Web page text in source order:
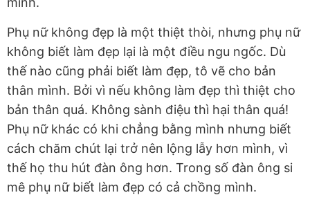
Phụ nữ không đẹp là một thiệt thòi, nhưng phụ nữ
không biết làm đẹp lại là một điều ngu ngốc. Dù
thế nào cũng phải biết làm đẹp, tô vẽ cho bản
thân mình. Bởi vì nếu không làm đẹp thì thiệt cho
bản thân quá. Không sành điệu thì hại thân quá!
Phụ nữ khác có khi chẳng bằng mình nhưng biết
cách chăm chút lại trở nên lộng lẫy hơn mình, vì
thế họ thu hút đàn ông hơn. Trong số đàn ông si
mê phụ nữ biết làm đẹp có cả chồng mình.